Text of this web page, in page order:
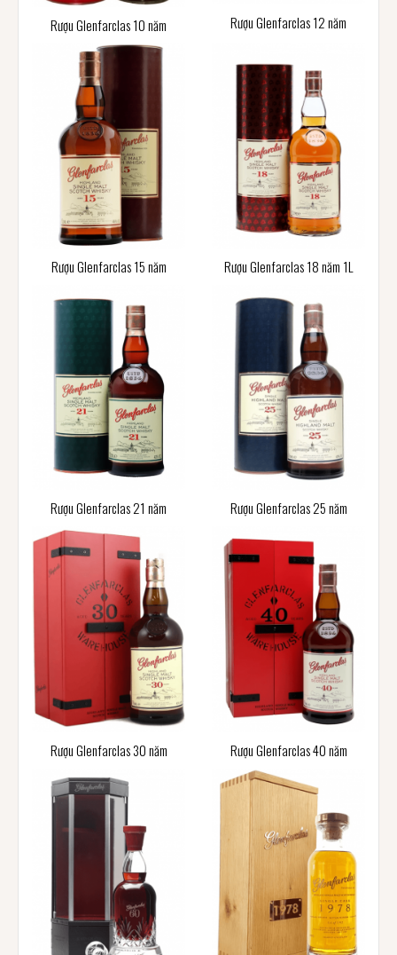
Rượu Glenfarclas 10 năm Rượu Glenfarclas 12 năm
Rượu Glenfarclas 15 năm Rượu Glenfarclas 18 năm 1L
Rượu Glenfarclas 21 năm Rượu Glenfarclas 25 năm
Rượu Glenfarclas 30 năm Rượu Glenfarclas 40 năm